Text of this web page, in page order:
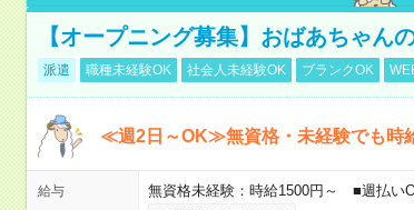
【オープニング募集】おばあちゃん
派遣 職種未経験OK 社会人未経験OK ブランクOK
≪週2日～OK≫無資格・未経験でも時
給与 無資格未経験：時給1500円～ ■週払